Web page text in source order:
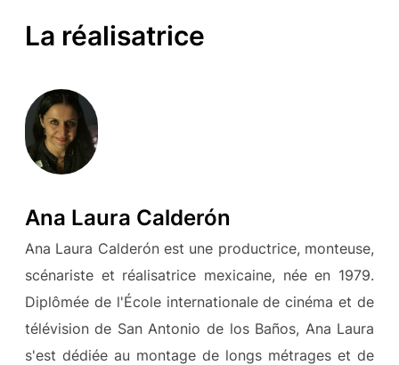
La réalisatrice
Ana Laura Calderón
Ana Laura Calderón est une productrice, monteuse,
scénariste et réalisatrice mexicaine, née en 1979.
Diplômée de l'École internationale de cinéma et de
télévision de San Antonio de los Baños, Ana Laura
s'est dédiée au montage de longs métrages et de